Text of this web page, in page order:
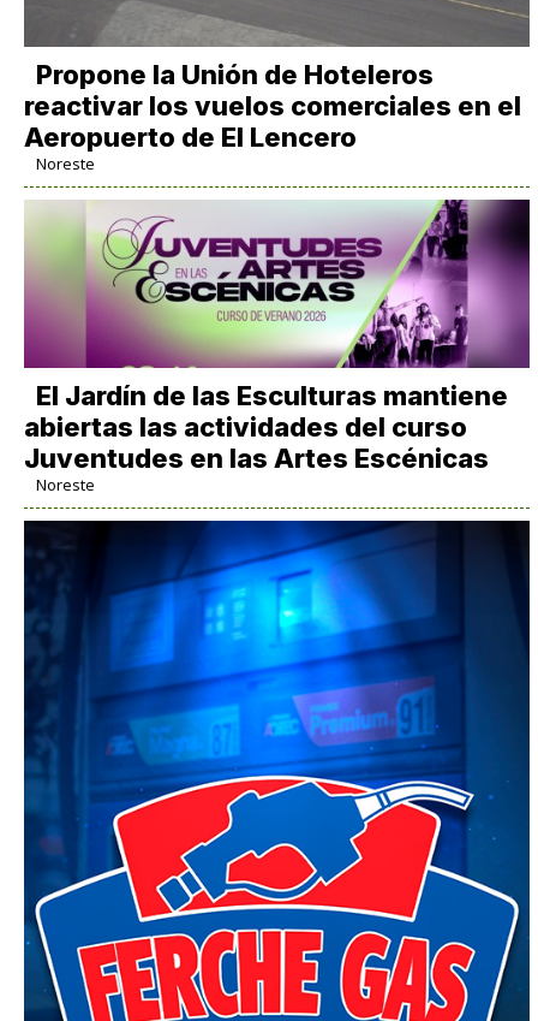
Propone la Unión de Hoteleros
reactivar los vuelos comerciales en el
Aeropuerto de El Lencero
Noreste
El Jardín de las Esculturas mantiene
abiertas las actividades del curso
Juventudes en las Artes Escénicas
Noreste